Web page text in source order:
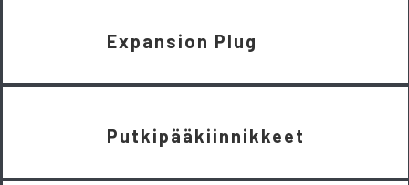
Expansion Plug
Putkipääkiinnikkeet